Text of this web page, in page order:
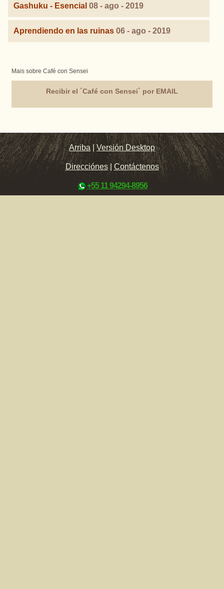
Gashuku - Esencial 08 - ago - 2019
Aprendiendo en las ruinas 06 - ago - 2019
Mais sobre Café con Sensei
Recibir el ´Café con Sensei` por EMAIL
Arriba |Versión Desktop
Direcciónes| Contáctenos
+55 11 94294-8956